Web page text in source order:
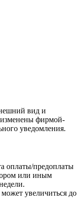
вид и
изменены фирмой-
уведомления.
оплаты/предоплаты
или иным
увеличиться до